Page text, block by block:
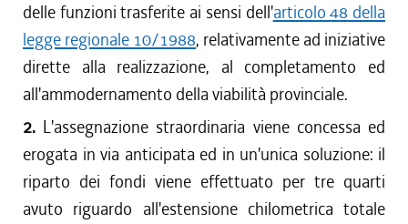
delle funzioni trasferite ai sensi dell'articolo 48 della
legge regionale 10/1988, relativamente ad iniziative
dirette alla realizzazione, al completamento ed
all'ammodernamento della viabilità provinciale.
2. L'assegnazione straordinaria viene concessa ed
erogata in via anticipata ed in un'unica soluzione: il
riparto dei fondi viene effettuato per tre quarti
avuto riguardo all'estensione chilometrica totale